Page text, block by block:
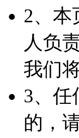
2、本
人负
我们
3、任
的，